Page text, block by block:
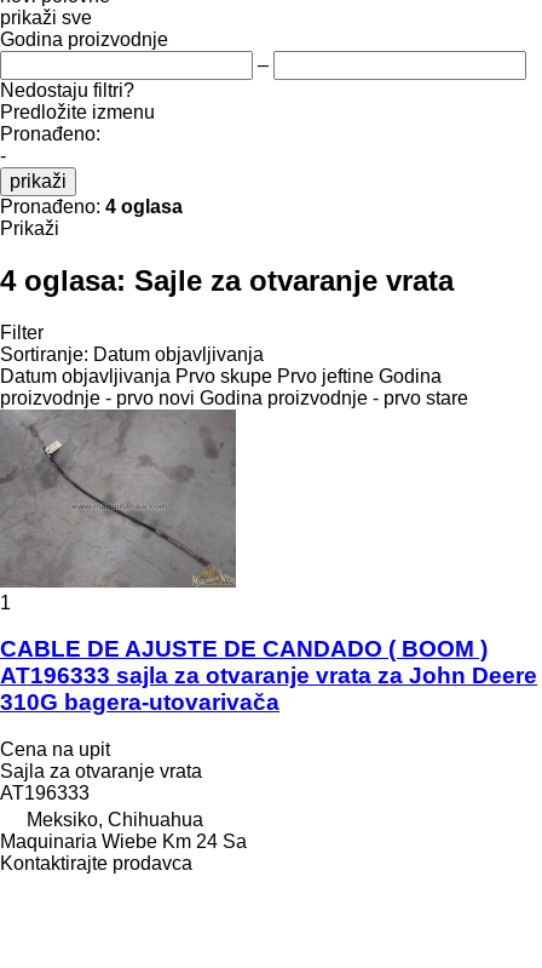
prikaži sve
Godina proizvodnje
–
Nedostaju filtri?
Predložite izmenu
Pronađeno:
-
prikaži
Pronađeno: 4 oglasa
Prikaži
4 oglasa: Sajle za otvaranje vrata
Filter
Sortiranje: Datum objavljivanja
Datum objavljivanja Prvo skupe Prvo jeftine Godina
proizvodnje - prvo novi Godina proizvodnje - prvo stare
1
CABLE DE AJUSTE DE CANDADO ( BOOM )
AT196333 sajla za otvaranje vrata za John Deere
310G bagera-utovarivača
Cena na upit
Sajla za otvaranje vrata
AT196333
Meksiko, Chihuahua
Maquinaria Wiebe Km 24 Sa
Kontaktirajte prodavca